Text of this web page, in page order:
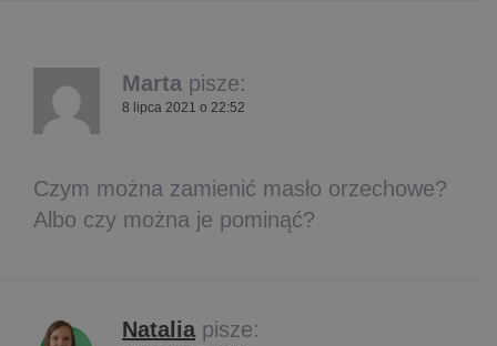
Marta pisze:
8 lipca 2021 o 22:52
Czym można zamienić masło orzechowe?
Albo czy można je pominąć?
Natalia pisze: